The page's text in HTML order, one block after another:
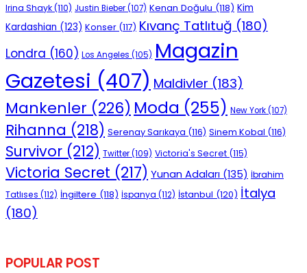
Irina Shayk(110) Justin Bieber(107) Kenan Doğulu (118) Kim
Kardashian (123) Konser (117) Kıvanç Tatlıtuğ (180)
Londra (160) Los Angeles (105) Magazin
Gazetesi (407) Maldivler (183)
Mankenler (226) Moda (255) New York(107)
Rihanna (218) Serenay Sarıkaya (116) Sinem Kobal (116)
Survivor (212) Twitter(109) Victoria's Secret (115)
Victoria Secret (217) Yunan Adaları (135) İbrahim
Tatlıses (112) İngiltere (118) İspanya (112) İstanbul (120) İtalya
(180)
POPULAR POST